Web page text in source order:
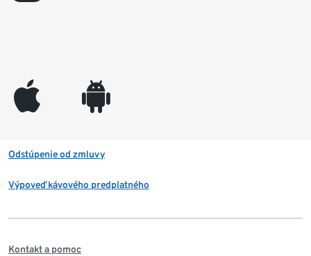
appleinc android
Odstúpenie od zmluvy
Výpoveď kávového predplatného
Kontakt a pomoc